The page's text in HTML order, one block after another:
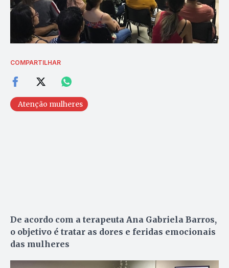
COMPARTILHAR
Atenção mulheres
De acordo com a terapeuta Ana Gabriela Barros,
o objetivo é tratar as dores e feridas emocionais
das mulheres